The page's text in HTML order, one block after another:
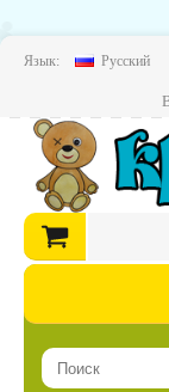
Язык: Русский